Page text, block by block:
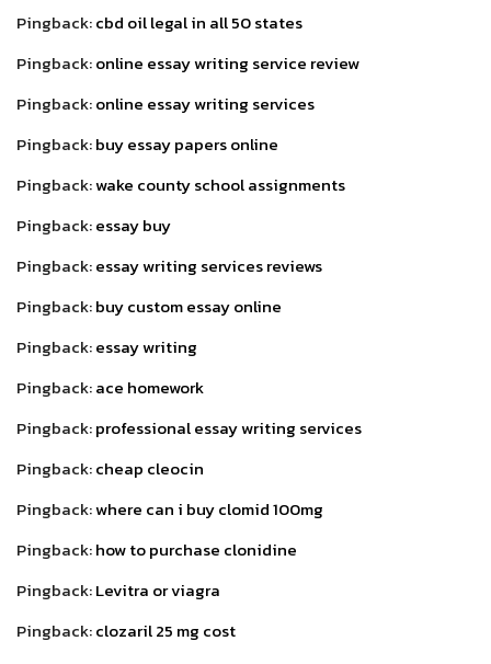
Pingback:cbd oil legal in all 50 states
Pingback:online essay writing service review
Pingback:online essay writing services
Pingback:buy essay papers online
Pingback:wake county school assignments
Pingback:essay buy
Pingback:essay writing services reviews
Pingback:buy custom essay online
Pingback:essay writing
Pingback:ace homework
Pingback:professional essay writing services
Pingback:cheap cleocin
Pingback:where can i buy clomid 100mg
Pingback:how to purchase clonidine
Pingback:Levitra or viagra
Pingback:clozaril 25 mg cost